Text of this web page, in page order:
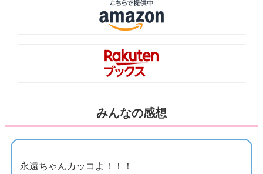
みんなの感想
永遠ちゃんカッコよ！！！